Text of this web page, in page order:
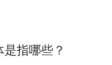
指哪些？